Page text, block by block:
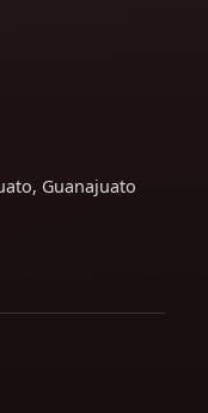
Guanajuato